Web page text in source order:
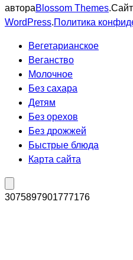
автораBlossom Themes
WordPress.Политика
Вегетарианское
Веганство
Молочное
Без сахара
Детям
Без орехов
Без дрожжей
Быстрые блюда
Карта сайта
3075897901777176